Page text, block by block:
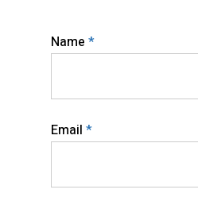
Name *
Email *